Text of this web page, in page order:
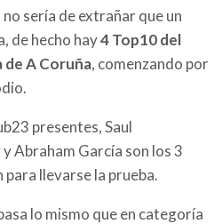
no sería de extrañar que un
de hecho hay4 Top10 del
de A Coruña, comenzando por
presentes, Saul
Abraham García son los 3
para llevarse la prueba.
lo mismo que en categoría